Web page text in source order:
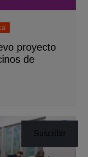
proyecto
de
Suscribir